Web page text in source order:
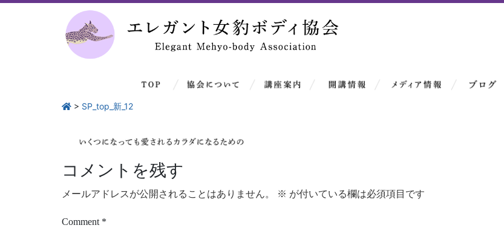
> SP_top_新_12
コメントを残す
メールアドレスが公開されることはありません。 ※ が付いている欄は必須項目です
Comment *